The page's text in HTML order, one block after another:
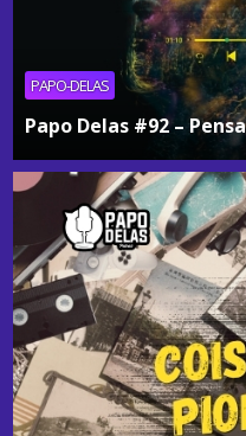
PAPO-DELAS
Papo Delas #92 –